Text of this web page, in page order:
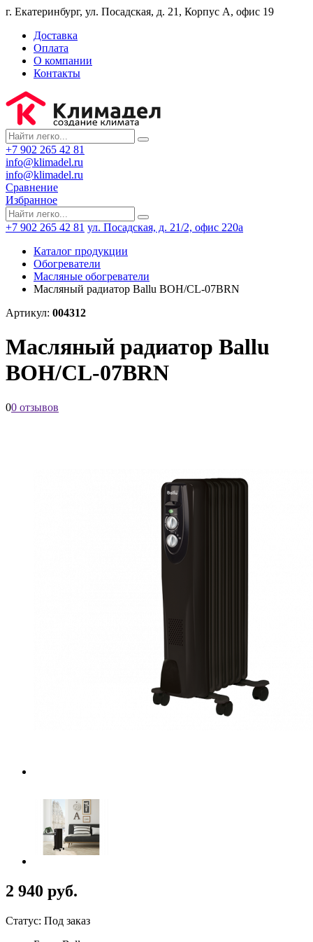
г. Екатеринбург, ул. Посадская, д. 21, Корпус А, офис 19
Доставка
Оплата
О компании
Контакты
+7 902 265 42 81
info@klimadel.ru
info@klimadel.ru
Сравнение
Избранное
+7 902 265 42 81 ул. Посадская, д. 21/2, офис 220а
Каталог продукции
Обогреватели
Масляные обогреватели
Масляный радиатор Ballu BOH/CL-07BRN
Артикул: 004312
Масляный радиатор Ballu
BOH/CL-07BRN
00 отзывов
2 940 руб.
Статус: Под заказ